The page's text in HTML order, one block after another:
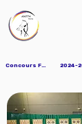
2024-